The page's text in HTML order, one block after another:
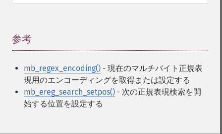
参考
mb_regex_encoding() - 現在のマルチバイト正規表
現用のエンコーディングを取得または設定する
mb_ereg_search_setpos() - 次の正規表現検索を開
始する位置を設定する